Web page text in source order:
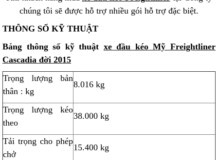
chúng tôi sẽ được hỗ trợ nhiều gói hỗ trợ đặc biệt.
THÔNG SỐ KỸ THUẬT
Bảng thông số kỹ thuật xe đầu kéo Mỹ Freightliner
Cascadia đời 2015
Trọng lượng bản
thân : kg
8.016 kg
Trọng lượng kéo
theo
38.000 kg
Tải trọng cho phép
chở
15.400 kg